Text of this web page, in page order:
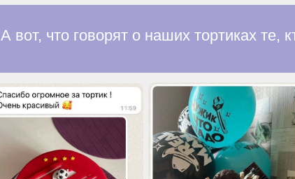
А вот, что говорят о наших тортиках те,